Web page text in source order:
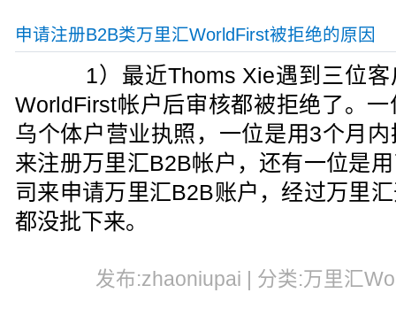
申请注册B2B类万里汇WorldFirst被拒绝的原因
1）最近Thoms Xie遇到三位客
WorldFirst帐户后审核都被拒绝了。
乌个体户营业执照，一位是用3个月
来注册万里汇B2B帐户，还有一位是
司来申请万里汇B2B账户，经过万里
都没批下来。
发布:zhaoniupai | 分类:万里汇